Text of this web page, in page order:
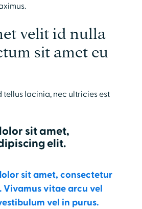
velit id nulla
sit amet eu
tellus lacinia, nec ultricies est
sit amet,
elit.
sit amet, consectetur
vitae arcu vel
vel in purus.